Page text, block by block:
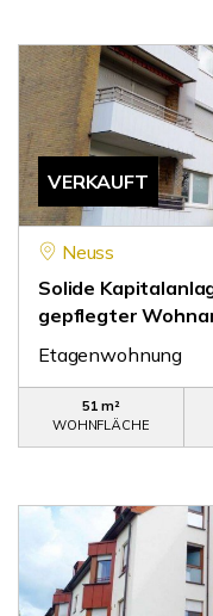
VERKAUFT
Neuss
Solide
gepflegter
Etagenwohnung
51 m²
WOHNFLÄCHE